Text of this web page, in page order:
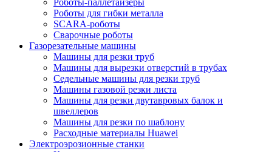
Роботы для гибки металла
SCARA-роботы
Сварочные роботы
Газорезательные машины
Машины для резки труб
Машины для вырезки отверстий в трубах
Седельные машины для резки труб
Машины газовой резки листа
Машины для резки двутавровых балок и
швеллеров
Машины для резки по шаблону
Расходные материалы Huawei
Электроэрозионные станки